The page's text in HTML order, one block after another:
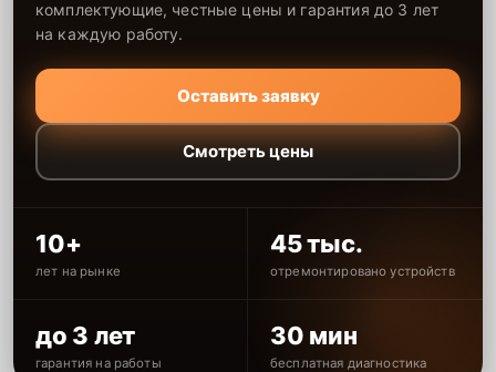
комплектующие, честные цены и гарантия до 3 лет
на каждую работу.
Оставить заявку
Смотреть цены
10+
лет на рынке
45 тыс.
отремонтировано устройств
до 3 лет
гарантия на работы
30 мин
бесплатная диагностика